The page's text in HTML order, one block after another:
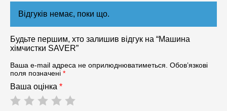
Відгуків немає, поки що.
Будьте першим, хто залишив відгук на “Машина
хімчистки SAVER”
Ваша e-mail адреса не оприлюднюватиметься. Обов’язкові
поля позначені *
Ваша оцінка *